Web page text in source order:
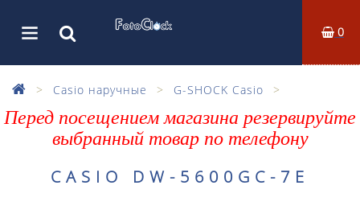
0
Casio наручные G-SHOCK Casio
Перед посещением магазина резервируйте
выбранный товар по телефону
CASIO DW-5600GC-7E